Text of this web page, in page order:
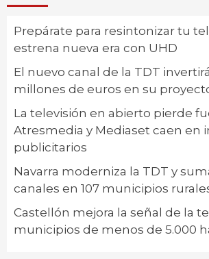
Prepárate para resintonizar tu
estrena nueva era con UHD
El nuevo canal de la TDT
millones de euros en su
La televisión en abierto pierde
Atresmedia y Mediaset caen en
publicitarios
Navarra moderniza la TDT y
canales en 107 municipios
Castellón mejora la señal de la
municipios de menos de 5.000